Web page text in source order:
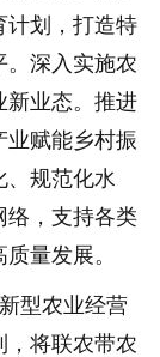
计划，打造特
。深入实施农
新业态。推进
业赋能乡村振
、规范化水
络，支持各类
量发展。
型农业经营
，将联农带农